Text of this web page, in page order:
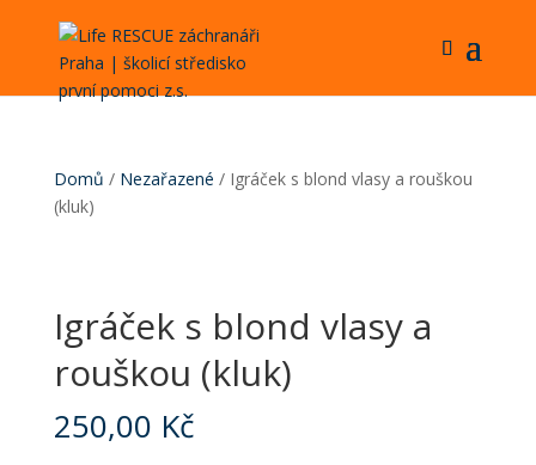
Domů / Nezařazené / Igráček s blond vlasy a rouškou
(kluk)
Igráček s blond vlasy a
rouškou (kluk)
250,00 Kč